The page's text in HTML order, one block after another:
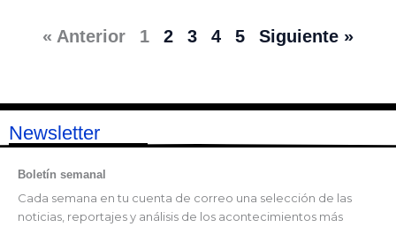
« Anterior 1 2 3 4 5 Siguiente »
Newsletter
Boletín semanal
Cada semana en tu cuenta de correo una selección de las
noticias, reportajes y análisis de los acontecimientos más